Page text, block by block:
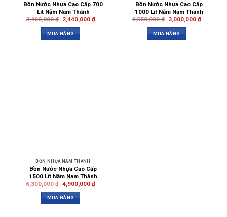
Bồn Nước Nhựa Cao Cấp 700
Lít Nằm Nam Thành
3,400,000₫ 2,440,000 ₫
MUA HÀNG
Bồn Nước Nhựa Cao Cấp
1000 Lít Nằm Nam Thành
4,550,000₫ 3,000,000 ₫
MUA HÀNG
BỒN NHỰA NAM THÀNH
Bồn Nước Nhựa Cao Cấp
1500 Lít Nằm Nam Thành
6,300,000₫ 4,900,000 ₫
MUA HÀNG